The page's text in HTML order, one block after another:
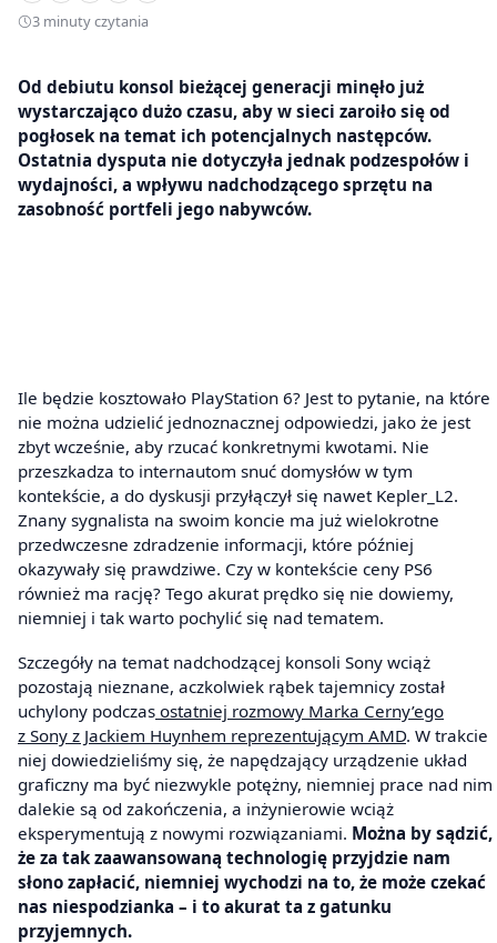
3 minuty czytania
Od debiutu konsol bieżącej generacji minęło już
wystarczająco dużo czasu, aby w sieci zaroiło się od
pogłosek na temat ich potencjalnych następców.
Ostatnia dysputa nie dotyczyła jednak podzespołów i
wydajności, a wpływu nadchodzącego sprzętu na
zasobność portfeli jego nabywców.
Ile będzie kosztowało PlayStation 6? Jest to pytanie, na które
nie można udzielić jednoznacznej odpowiedzi, jako że jest
zbyt wcześnie, aby rzucać konkretnymi kwotami. Nie
przeszkadza to internautom snuć domysłów w tym
kontekście, a do dyskusji przyłączył się nawet Kepler_L2.
Znany sygnalista na swoim koncie ma już wielokrotne
przedwczesne zdradzenie informacji, które później
okazywały się prawdziwe. Czy w kontekście ceny PS6
również ma rację? Tego akurat prędko się nie dowiemy,
niemniej i tak warto pochylić się nad tematem.
Szczegóły na temat nadchodzącej konsoli Sony wciąż
pozostają nieznane, aczkolwiek rąbek tajemnicy został
uchylony podczas ostatniej rozmowy Marka Cerny’ego
z Sony z Jackiem Huynhem reprezentującym AMD. W trakcie
niej dowiedzieliśmy się, że napędzający urządzenie układ
graficzny ma być niezwykle potężny, niemniej prace nad nim
dalekie są od zakończenia, a inżynierowie wciąż
eksperymentują z nowymi rozwiązaniami. Można by sądzić,
że za tak zaawansowaną technologię przyjdzie nam
słono zapłacić, niemniej wychodzi na to, że może czekać
nas niespodzianka – i to akurat ta z gatunku
przyjemnych.